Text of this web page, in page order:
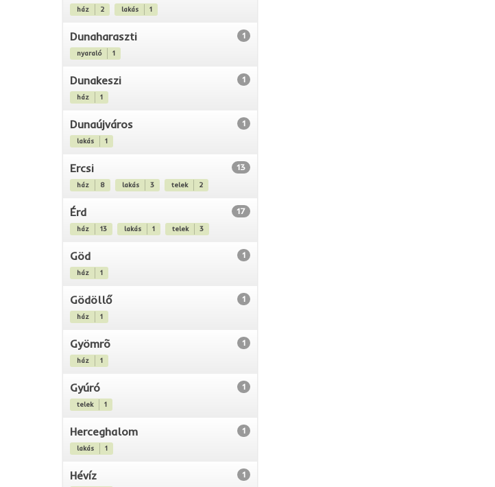
ház 2 lakás 1
Dunaharaszti 1
nyaraló 1
Dunakeszi 1
ház 1
Dunaújváros 1
lakás 1
Ercsi 13
ház 8 lakás 3 telek 2
Érd 17
ház 13 lakás 1 telek 3
Göd 1
ház 1
Gödöllő 1
ház 1
Gyömrõ 1
ház 1
Gyúró 1
telek 1
Herceghalom 1
lakás 1
Hévíz 1